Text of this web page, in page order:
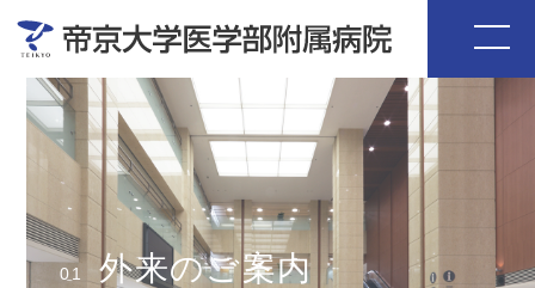
01 外来のご案内